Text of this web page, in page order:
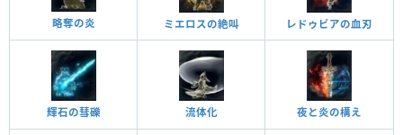
略奪の炎 ミエロスの絶叫 レドゥビアの血刃
輝石の彗礫 流体化 夜と炎の構え